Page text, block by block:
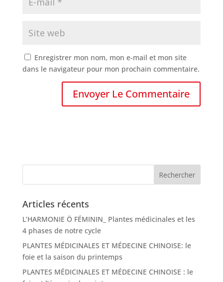
Enregistrer mon nom, mon e-mail et mon site
dans le navigateur pour mon prochain commentaire.
Articles récents
L’HARMONIE Ö FÉMININ_ Plantes médicinales et les
4 phases de notre cycle
PLANTES MÉDICINALES ET MÉDECINE CHINOISE: le
foie et la saison du printemps
PLANTES MÉDICINALES ET MÉDECINE CHINOISE : le